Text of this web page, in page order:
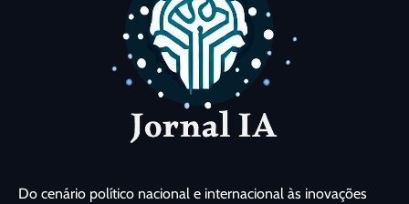
Do cenário político nacional e internacional às inovações